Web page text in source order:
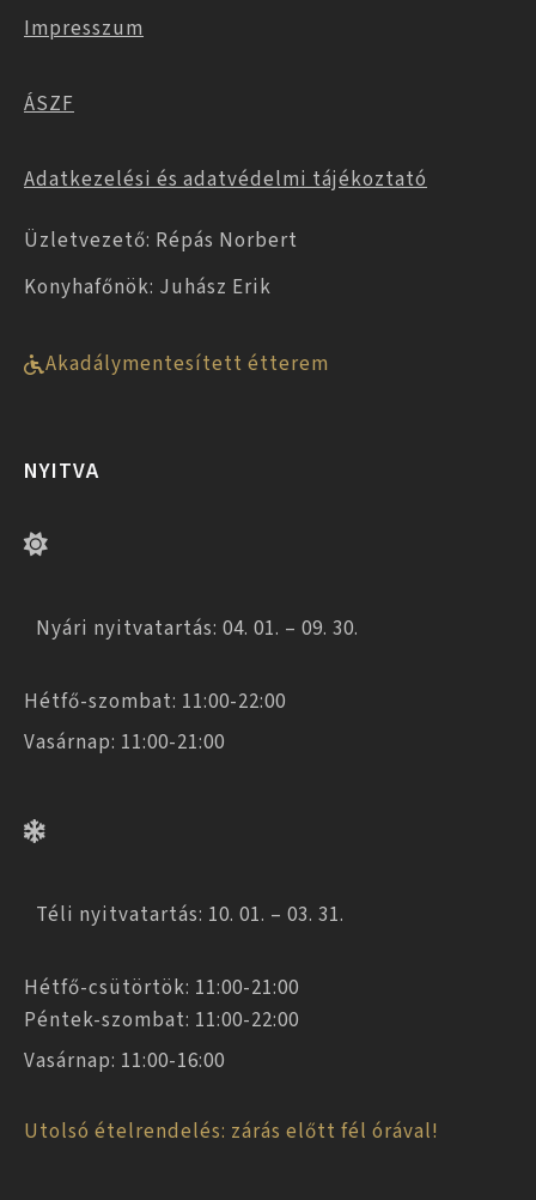
Impresszum
ÁSZF
Adatkezelési és adatvédelmi tájékoztató
Üzletvezető: Répás Norbert
Konyhafőnök: Juhász Erik
Akadálymentesített étterem
NYITVA
Nyári nyitvatartás: 04. 01. – 09. 30.
Hétfő-szombat: 11:00-22:00
Vasárnap: 11:00-21:00
Téli nyitvatartás: 10. 01. – 03. 31.
Hétfő-csütörtök: 11:00-21:00
Péntek-szombat: 11:00-22:00
Vasárnap: 11:00-16:00
Utolsó ételrendelés: zárás előtt fél órával!